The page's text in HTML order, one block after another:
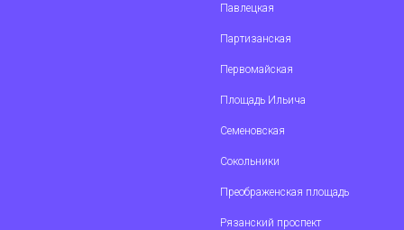
Павлецкая
Партизанская
Первомайская
Площадь Ильича
Семеновская
Сокольники
Преображенская площадь
Рязанский проспект